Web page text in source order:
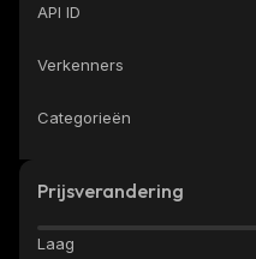
API ID
Verkenners
Categorieën
Prijsverandering
Laag